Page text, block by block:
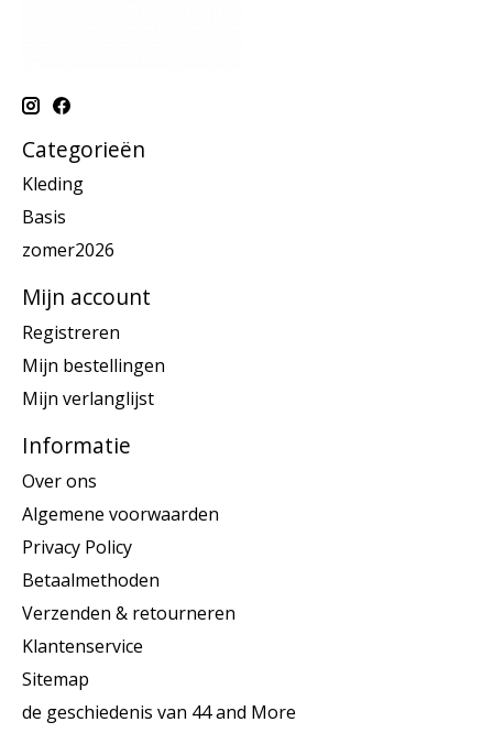
Categorieën
Kleding
Basis
zomer2026
Mijn account
Registreren
Mijn bestellingen
Mijn verlanglijst
Informatie
Over ons
Algemene voorwaarden
Privacy Policy
Betaalmethoden
Verzenden & retourneren
Klantenservice
Sitemap
de geschiedenis van 44 and More